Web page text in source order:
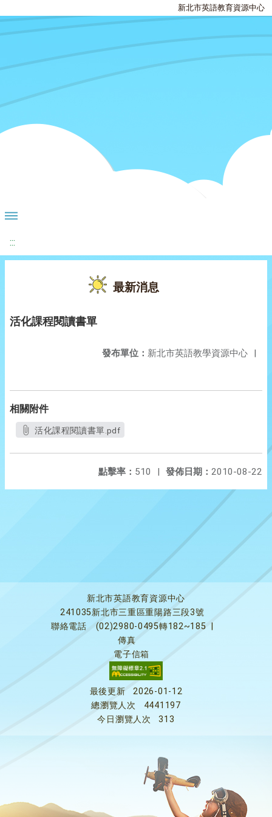
新北市英語教育資源中心
:::
最新消息
活化課程閱讀書單
發布單位： 新北市英語教學資源中心 |
相關附件
活化課程閱讀書單.pdf
發佈日期： 2010-08-22
點擊率： 510 |
新北市英語教育資源中心
241035新北市三重區重陽路三段3號
聯絡電話
(02)2980-0495轉182~185
傳真
電子信箱
最後更新
2026-01-12
總瀏覽人次
4441197
今日瀏覽人次
313